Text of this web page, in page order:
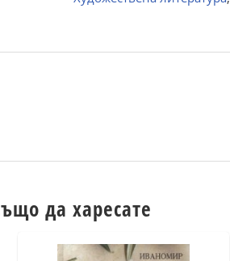
да харесате